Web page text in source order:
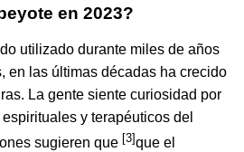
en 2023?
utilizado durante miles de años
en las últimas décadas ha crecido
La gente siente curiosidad por
y terapéuticos del
sugieren que [3]que el